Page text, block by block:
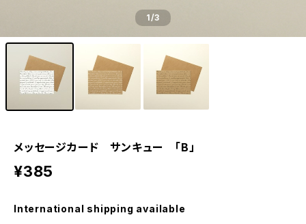
1/3
メッセージカード サンキュー 「B」
¥385
International shipping available